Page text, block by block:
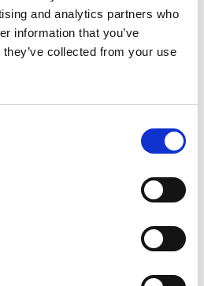
and analytics partners who
information that you’ve
collected from your use
AJAX
Rengöringsmedel
Dusch power 750 ml spray